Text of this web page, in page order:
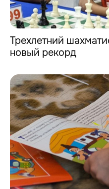
Трехлетний
новый рекорд